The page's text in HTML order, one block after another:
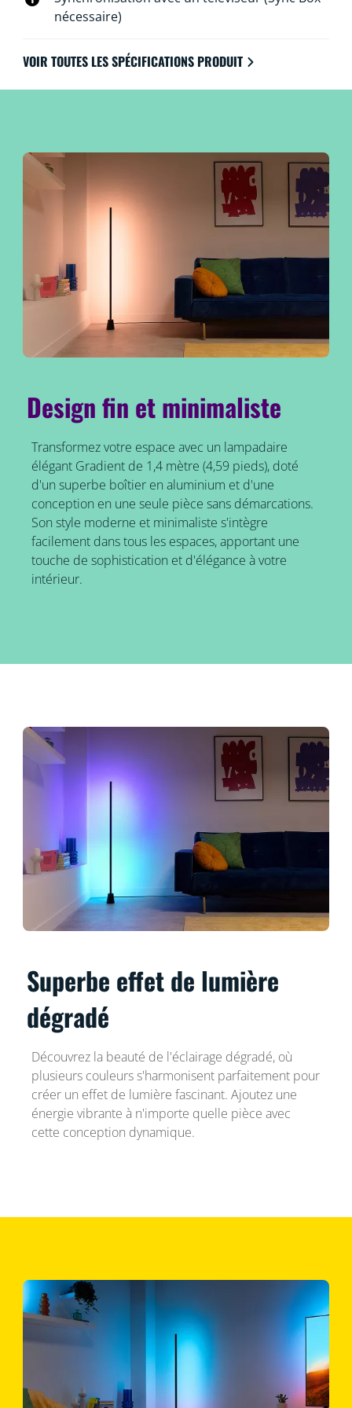
nécessaire)
VOIR TOUTES LES SPÉCIFICATIONS PRODUIT
Design fin et minimaliste
Transformez votre espace avec un lampadaire
élégant Gradient de 1,4 mètre (4,59 pieds), doté
d'un superbe boîtier en aluminium et d'une
conception en une seule pièce sans démarcations.
Son style moderne et minimaliste s'intègre
facilement dans tous les espaces, apportant une
touche de sophistication et d'élégance à votre
intérieur.
Superbe effet de lumière
dégradé
Découvrez la beauté de l'éclairage dégradé, où
plusieurs couleurs s'harmonisent parfaitement pour
créer un effet de lumière fascinant. Ajoutez une
énergie vibrante à n'importe quelle pièce avec
cette conception dynamique.